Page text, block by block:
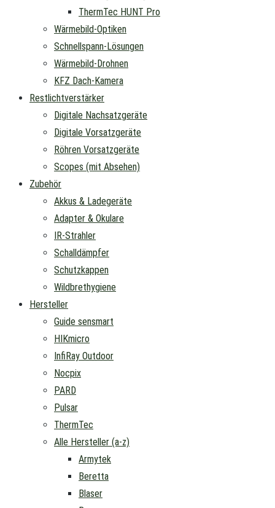
ThermTec HUNT Pro
Wärmebild-Optiken
Schnellspann-Lösungen
Wärmebild-Drohnen
KFZ Dach-Kamera
Restlichtverstärker
Digitale Nachsatzgeräte
Digitale Vorsatzgeräte
Röhren Vorsatzgeräte
Scopes (mit Absehen)
Zubehör
Akkus & Ladegeräte
Adapter & Okulare
IR-Strahler
Schalldämpfer
Schutzkappen
Wildbrethygiene
Hersteller
Guide sensmart
HIKmicro
InfiRay Outdoor
Nocpix
PARD
Pulsar
ThermTec
Alle Hersteller (a-z)
Armytek
Beretta
Blaser